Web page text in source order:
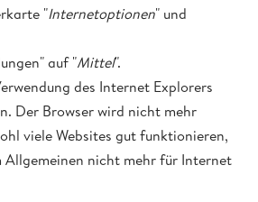
"Internetoptionen" und
auf "Mittel".
des Internet Explorers
Der Browser wird nicht mehr
viele Websites gut funktionieren,
Allgemeinen nicht mehr für Internet